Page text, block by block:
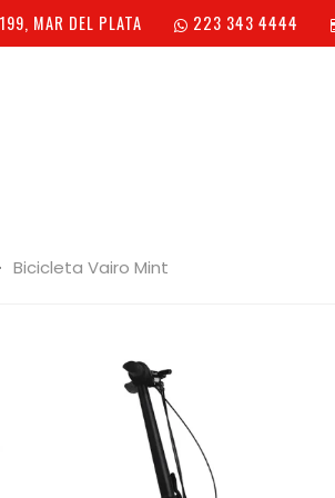
MAR DEL PLATA 223 343 4444
Bicicleta Vairo Mint